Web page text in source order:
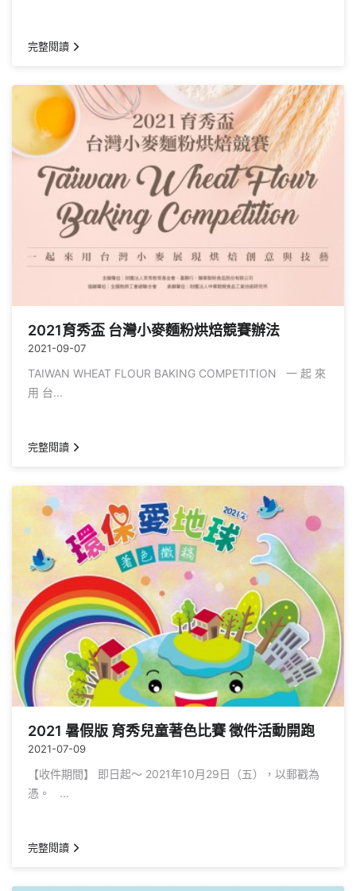
完整閱讀
2021育秀盃 台灣小麥麵粉烘焙競賽辦法
2021-09-07
TAIWAN WHEAT FLOUR BAKING COMPETITION 一 起 來
用 台...
完整閱讀
2021 暑假版 育秀兒童著色比賽 徵件活動開跑
2021-07-09
【收件期間】 即日起～ 2021年10月29日（五），以郵戳為
憑。 ...
完整閱讀